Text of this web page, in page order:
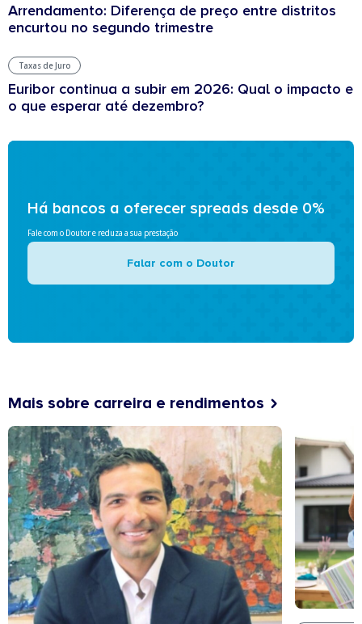
Arrendamento: Diferença de preço entre distritos
encurtou no segundo trimestre
Taxas de Juro
Euribor continua a subir em 2026: Qual o impacto e
o que esperar até dezembro?
Há bancos a oferecer spreads desde 0%
Fale com o Doutor e reduza a sua prestação
Falar com o Doutor
Mais sobre carreira e rendimentos